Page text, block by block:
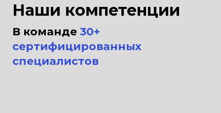
Наши компетенции
В команде 30+
сертифицированных
специалистов